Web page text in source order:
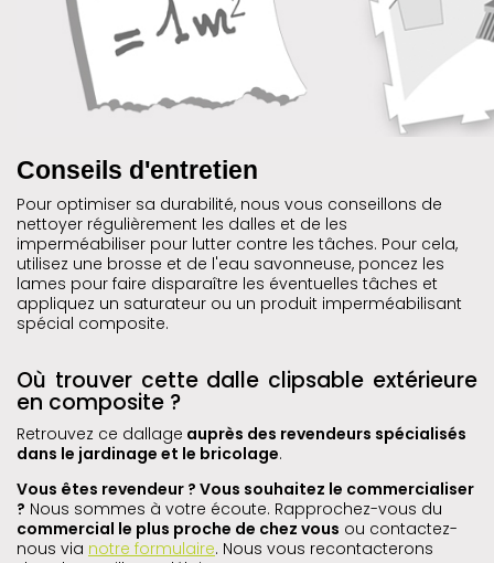
Conseils d'entretien
Pour optimiser sa durabilité, nous vous conseillons de
nettoyer régulièrement les dalles et de les
imperméabiliser pour lutter contre les tâches. Pour cela,
utilisez une brosse et de l'eau savonneuse, poncez les
lames pour faire disparaître les éventuelles tâches et
appliquez un saturateur ou un produit imperméabilisant
spécial composite.
Où trouver cette dalle clipsable extérieure
en composite ?
Retrouvez ce dallage auprès des revendeurs spécialisés
dans le jardinage et le bricolage.
Vous êtes revendeur ? Vous souhaitez le commercialiser
? Nous sommes à votre écoute. Rapprochez-vous du
commercial le plus proche de chez vous ou contactez-
nous via notre formulaire. Nous vous recontacterons